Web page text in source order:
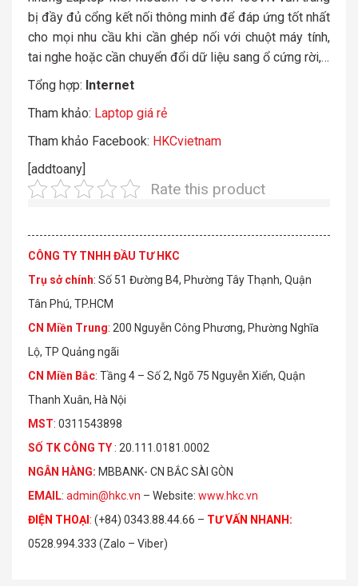
bị đầy đủ cổng kết nối thông minh để đáp ứng tốt nhất
cho mọi nhu cầu khi cần ghép nối với chuột máy tính,
tai nghe hoặc cần chuyển đổi dữ liệu sang ổ cứng rời,…
Tổng hợp: Internet
Tham khảo: Laptop giá rẻ
Tham khảo Facebook: HKCvietnam
[addtoany]
Rate this product
CÔNG TY TNHH ĐẦU TƯ HKC
Trụ sở chính: Số 51 Đường B4, Phường Tây Thạnh, Quận
Tân Phú, TP.HCM
CN Miền Trung: 200 Nguyễn Công Phương, Phường Nghĩa
Lộ, TP Quảng ngãi
CN Miền Bắc: Tầng 4 – Số 2, Ngõ 75 Nguyễn Xiển, Quận
Thanh Xuân, Hà Nội
MST: 0311543898
SỐ TK CÔNG TY : 20.111.0181.0002
NGÂN HÀNG: MBBANK- CN BẮC SÀI GÒN
EMAIL: admin@hkc.vn – Website: www.hkc.vn
ĐIỆN THOẠI: (+84) 0343.88.44.66 – TƯ VẤN NHANH:
0528.994.333 (Zalo – Viber)